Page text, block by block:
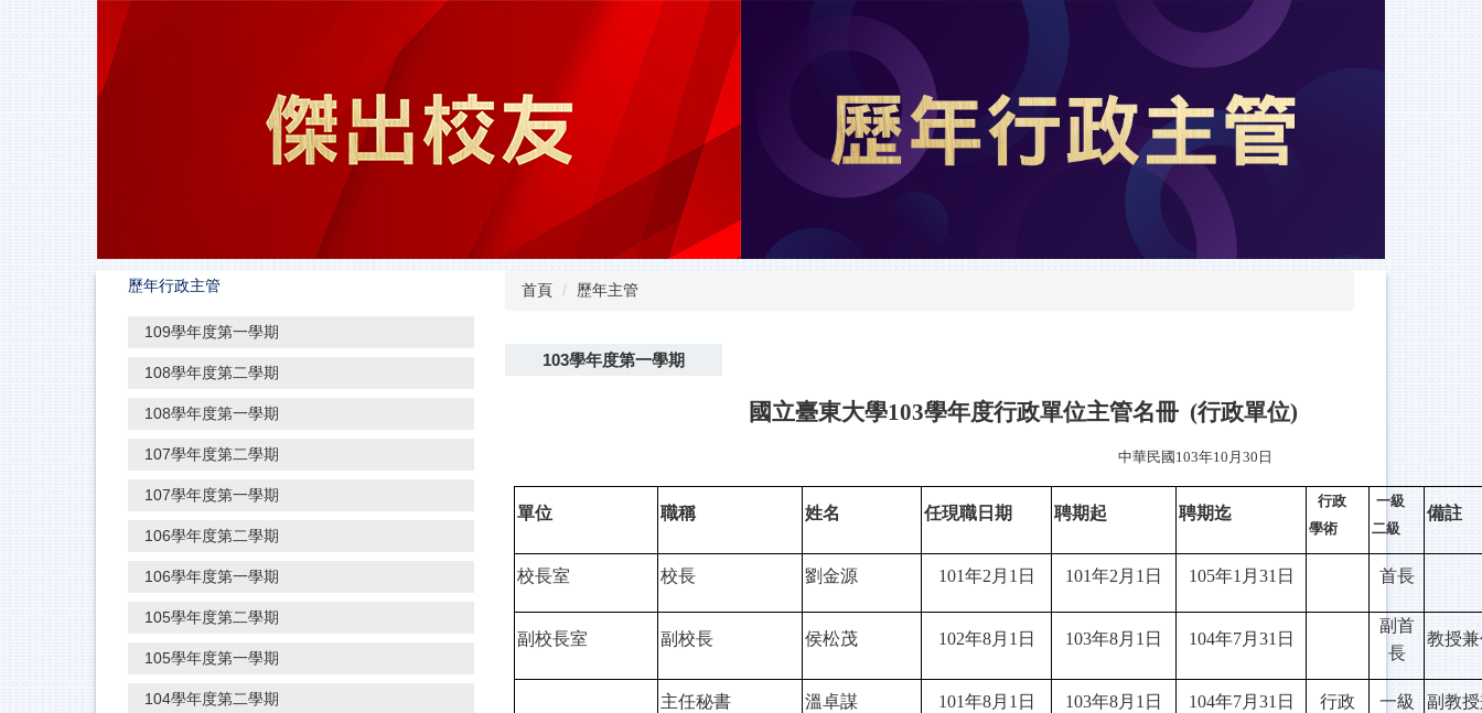
歷年行政主管
109學年度第一學期
108學年度第二學期
108學年度第一學期
107學年度第二學期
107學年度第一學期
106學年度第二學期
106學年度第一學期
105學年度第二學期
105學年度第一學期
104學年度第二學期
首頁 歷年主管
103學年度第一學期
國立臺東大學103學年度行政單位主管名冊 (行政單位)
中華民國103年10月30日
單位 職稱 姓名 任現職日期 聘期起 聘期迄
行政
學術
一級
二級
備註
校長室 校長 劉金源 101年2月1日 101年2月1日 105年1月31日 首長
副校長室 副校長 侯松茂 102年8月1日 103年8月1日 104年7月31日
副首
長
教授
主任秘書 溫卓謀 101年8月1日 103年8月1日 104年7月31日 行政 一級 副教